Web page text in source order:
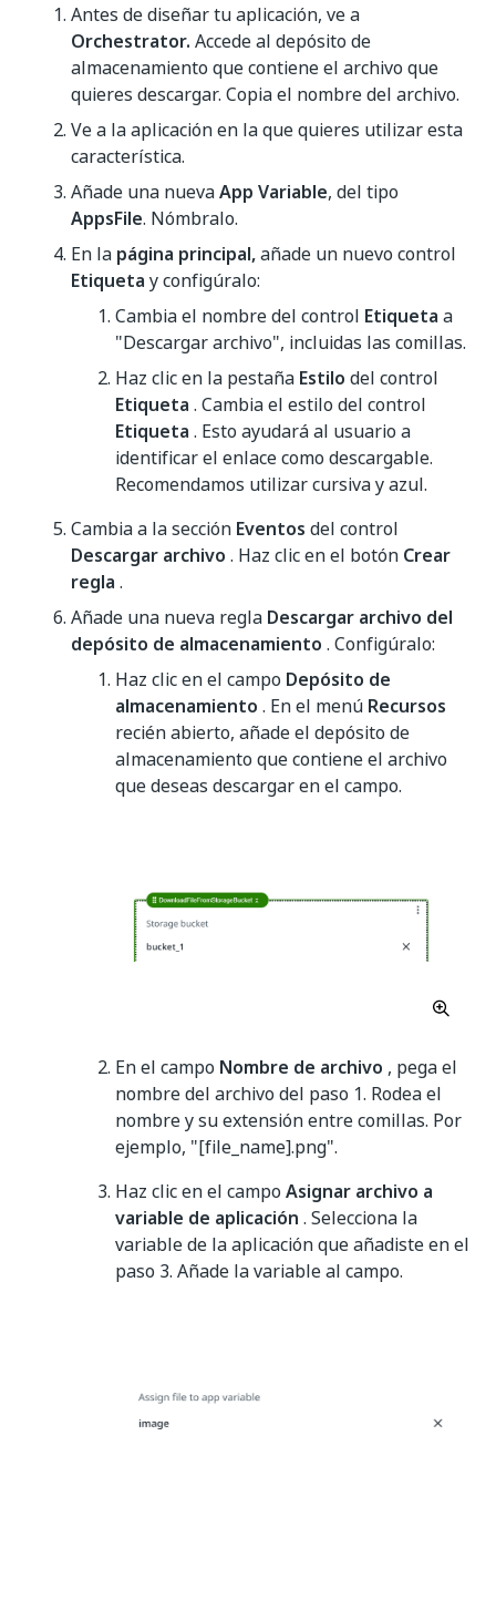
Antes de diseñar tu aplicación, ve a
Orchestrator. Accede al depósito de
almacenamiento que contiene el archivo que
quieres descargar. Copia el nombre del archivo.
Ve a la aplicación en la que quieres utilizar esta
característica.
Añade una nuevaApp Variable, del tipo
AppsFile. Nómbralo.
En la página principal,añade un nuevo control
Etiqueta y configúralo:
Cambia el nombre del control Etiqueta a
"Descargar archivo", incluidas las comillas.
Haz clic en la pestaña Estilo del control
Etiqueta . Cambia el estilo del control
Etiqueta . Esto ayudará al usuario a
identificar el enlace como descargable.
Recomendamos utilizar cursiva y azul.
Cambia a la sección Eventos del control
Descargar archivo . Haz clic en el botón Crear
regla .
Añade una nueva regla Descargar archivo del
depósito de almacenamiento . Configúralo:
Haz clic en el campo Depósito de
almacenamiento . En el menú Recursos
recién abierto, añade el depósito de
almacenamiento que contiene el archivo
que deseas descargar en el campo.
En el campo Nombre de archivo , pega el
nombre del archivo del paso 1. Rodea el
nombre y su extensión entre comillas. Por
ejemplo, "[file_name].png".
Haz clic en el campo Asignar archivo a
variable de aplicación . Selecciona la
variable de la aplicación que añadiste en el
paso 3. Añade la variable al campo.